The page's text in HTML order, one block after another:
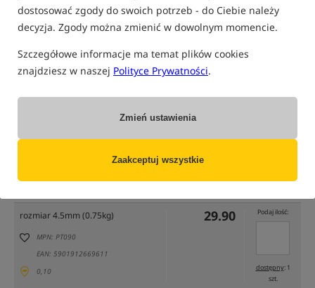
dostosować zgody do swoich potrzeb - do Ciebie należy
decyzja. Zgody można zmienić w dowolnym momencie.
Szczegółowe informacje ma temat plików cookies
znajdziesz w naszej Polityce Prywatności.
Zmień ustawienia
Zaakceptuj wszystkie
(część opcji mogła zostać ukryta przez wybrany sposób filtrowania)
rozmiar 4.5mm (0.75kg)
MPN: PT090
EAN: 5901912669611
0,10
29.90 Podaj ilość:
dostępny: 1
szt.